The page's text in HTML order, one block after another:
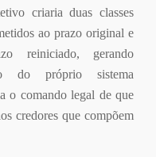
criaria duas classes
ao prazo original e
reiniciado, gerando
do próprio sistema
o comando legal de que
credores que compõem